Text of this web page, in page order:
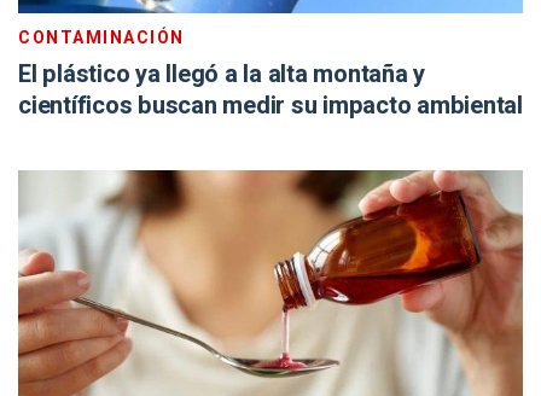
CONTAMINACIÓN
El plástico ya llegó a la alta montaña y
científicos buscan medir su impacto ambiental